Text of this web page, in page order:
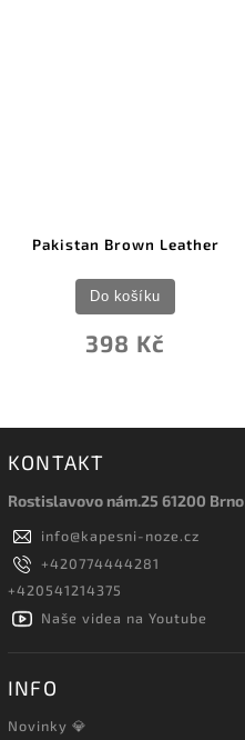
Pakistan Brown Leather
398 Kč
Do košíku
KONTAKT
Rostislavovo nám.25 61200 Brno
info@kapesni-noze.cz
+420774444281
+420541214375
Naše videa na Youtube
INFO
Novinky 💎